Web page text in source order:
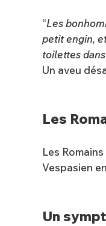
“Les
petit engin,
toilettes
Un aveu
Les
Les
Vespasien
Un